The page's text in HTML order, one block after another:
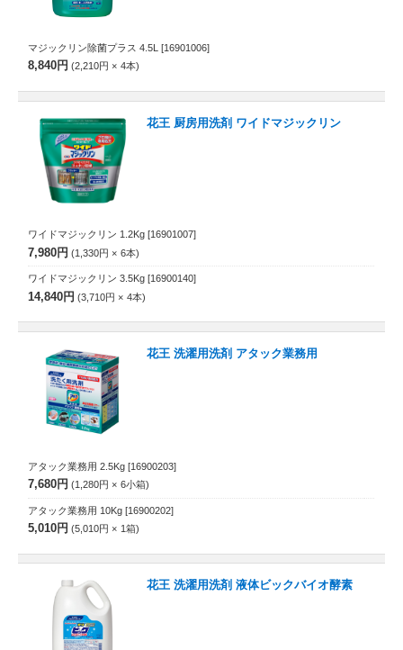
マジックリン除菌プラス 4.5L [16901006]
8,840円 2,210円 4本
花王 厨房用洗剤 ワイドマジックリン
ワイドマジックリン 1.2Kg [16901007]
7,980円 1,330円 6本
ワイドマジックリン 3.5Kg [16900140]
14,840円 3,710円 4本
花王 洗濯用洗剤 アタック業務用
アタック業務用 2.5Kg [16900203]
7,680円 1,280円 6小箱
アタック業務用 10Kg [16900202]
5,010円 5,010円 1箱
花王 洗濯用洗剤 液体ビックバイオ酵素